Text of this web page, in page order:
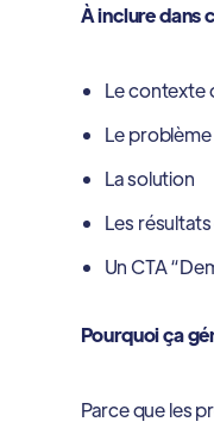
À inclure dans
Le contexte
Le problème
La solution
Les
Un CTA
Pourquoi ça
Parce que les